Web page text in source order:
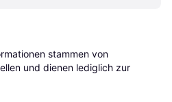
stammen von
und dienen lediglich zur